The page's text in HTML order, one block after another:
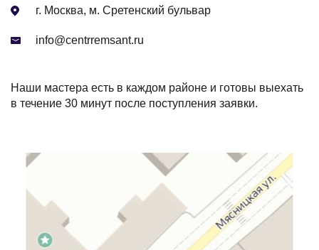
г. Москва, м. Сретенский бульвар
info@centrremsant.ru
Наши мастера есть в каждом районе и готовы выехать
в течение 30 минут после поступления заявки.